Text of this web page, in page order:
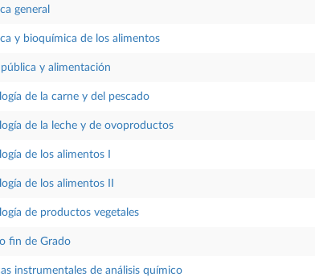
general
y bioquímica de los alimentos
y alimentación
de la carne y del pescado
de la leche y de ovoproductos
de los alimentos I
de los alimentos II
de productos vegetales
fin de Grado
instrumentales de análisis químico